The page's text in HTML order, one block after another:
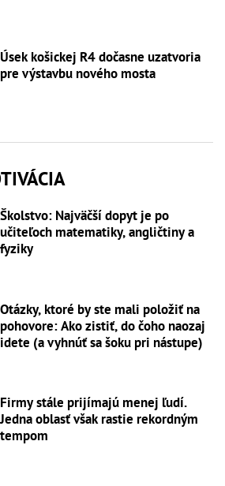
Úsek košickej R4 dočasne uzatvoria
pre výstavbu nového mosta
Školstvo: Najväčší dopyt je po
učiteľoch matematiky, angličtiny a
fyziky
Otázky, ktoré by ste mali položiť na
pohovore: Ako zistiť, do čoho naozaj
idete (a vyhnúť sa šoku pri nástupe)
Firmy stále prijímajú menej ľudí.
Jedna oblasť však rastie rekordným
tempom